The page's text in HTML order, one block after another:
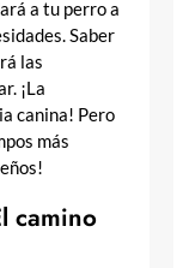
a tu perro a
Saber
las
¡La
canina! Pero
más
camino